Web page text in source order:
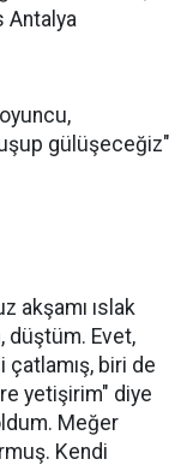
gülüşeceğiz"
akşamı ıslak
düştüm. Evet,
çatlamış, biri de
yetişirim" diye
Meğer
Kendi